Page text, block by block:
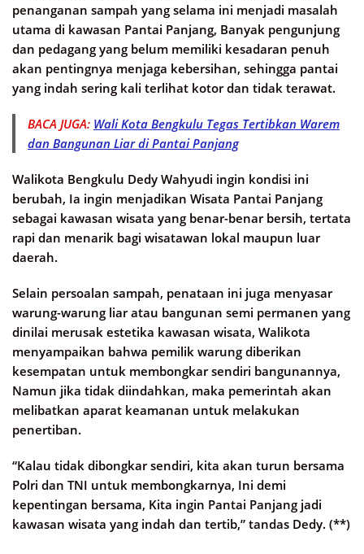
penanganan sampah yang selama ini menjadi masalah
utama di kawasan Pantai Panjang, Banyak pengunjung
dan pedagang yang belum memiliki kesadaran penuh
akan pentingnya menjaga kebersihan, sehingga pantai
yang indah sering kali terlihat kotor dan tidak terawat.
BACA JUGA: Wali Kota Bengkulu Tegas Tertibkan Warem
dan Bangunan Liar di Pantai Panjang
Walikota Bengkulu Dedy Wahyudi ingin kondisi ini
berubah, Ia ingin menjadikan Wisata Pantai Panjang
sebagai kawasan wisata yang benar-benar bersih, tertata
rapi dan menarik bagi wisatawan lokal maupun luar
daerah.
Selain persoalan sampah, penataan ini juga menyasar
warung-warung liar atau bangunan semi permanen yang
dinilai merusak estetika kawasan wisata, Walikota
menyampaikan bahwa pemilik warung diberikan
kesempatan untuk membongkar sendiri bangunannya,
Namun jika tidak diindahkan, maka pemerintah akan
melibatkan aparat keamanan untuk melakukan
penertiban.
“Kalau tidak dibongkar sendiri, kita akan turun bersama
Polri dan TNI untuk membongkarnya, Ini demi
kepentingan bersama, Kita ingin Pantai Panjang jadi
kawasan wisata yang indah dan tertib,” tandas Dedy. (**)